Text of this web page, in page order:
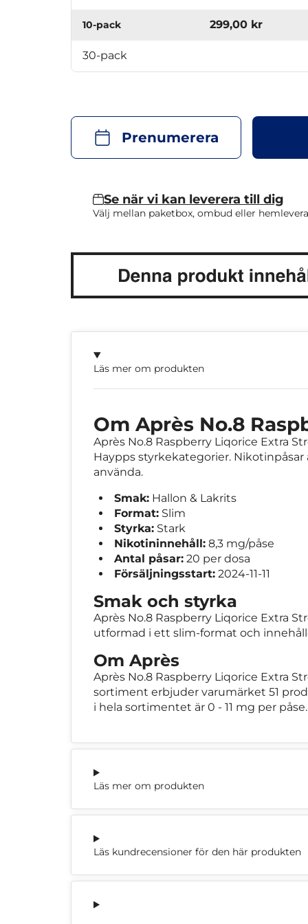
10-pack 299,00 kr
30-pack
Prenumerera
Se när vi kan leverera till dig
Välj mellan paketbox, ombud eller
Läs mer om produkten
Om Après No.8
Après No.8 Raspberry Liqorice Extra
Haypps styrkekategorier.
använda.
Smak: Hallon & Lakrits
Format: Slim
Styrka: Stark
Nikotininnehåll: 8,3 mg/påse
Antal påsar: 20 per dosa
Försäljningsstart: 2024-11-11
Smak och styrka
Après No.8 Raspberry Liqorice Extra
utformad i ett slim-format och
Om Après
Après No.8 Raspberry Liqorice Extra
sortiment erbjuder varumärket 51
i hela sortimentet är 0 - 11 mg per påse.
Läs mer om produkten
Läs kundrecensioner för den här produkten